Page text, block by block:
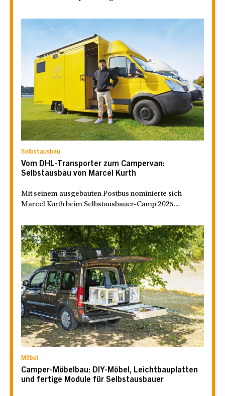
Selbstausbau
Vom DHL-Transporter zum Campervan:
Selbstausbau von Marcel Kurth
Mit seinem ausgebauten Postbus nominierte sich
Marcel Kurth beim Selbstausbauer-Camp 2025....
Möbel
Camper-Möbelbau: DIY-Möbel, Leichtbauplatten
und fertige Module für Selbstausbauer